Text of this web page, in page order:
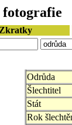
fotografie
Zkratky
Odrůda
Šlechtitel
Stát
Rok